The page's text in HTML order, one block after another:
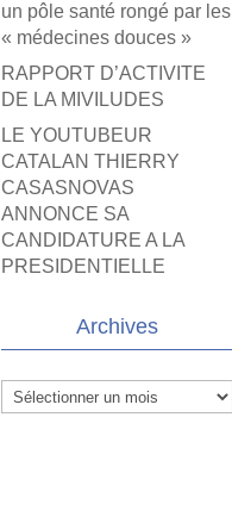
un pôle santé rongé par les
« médecines douces »
RAPPORT D’ACTIVITE
DE LA MIVILUDES
LE YOUTUBEUR
CATALAN THIERRY
CASASNOVAS
ANNONCE SA
CANDIDATURE A LA
PRESIDENTIELLE
Archives
Archives